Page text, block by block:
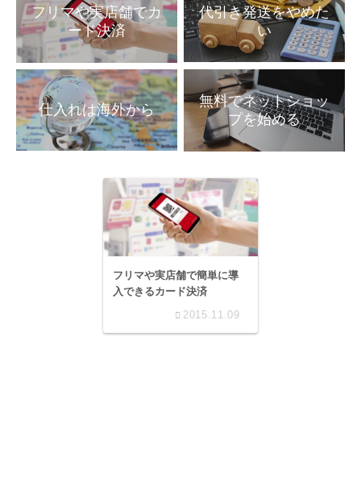
フリマや実店舗でカ
ード決済
代引き発送をやめた
い
仕入れは海外から
無料でネットショッ
プを始める
フリマや実店舗で簡単に導
入できるカード決済
2015.11.09